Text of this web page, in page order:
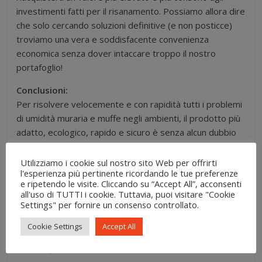
investimenti fatti per il risanamento. Possiamo allora dire
che solo cercando soluzioni definitive (e non posticce)
troviamo una vera e soddisfacente convenienza
economica senza dover intaccare troppo il nostro
portafoglio!
Conclusioni:
Per risolvere velocemente e con rapidità tutti i problemi
di umidità muraria e muffe negli ambienti, il prodotto più
adatto, ecologico, rapido e sicuro è senza alcun dubbio
IgroDry.
L’unico ed innovativo prodotto in grado di risanare in
pochi giorni ogni tipo di muratura.
Vai a conoscere in esclusiva le grandi opportunità che ti
offre.
Utilizziamo i cookie sul nostro sito Web per offrirti
l'esperienza più pertinente ricordando le tue preferenze
e ripetendo le visite. Cliccando su “Accept All”, acconsenti
all'uso di TUTTI i cookie. Tuttavia, puoi visitare "Cookie
Settings" per fornire un consenso controllato.
Cookie Settings Accept All